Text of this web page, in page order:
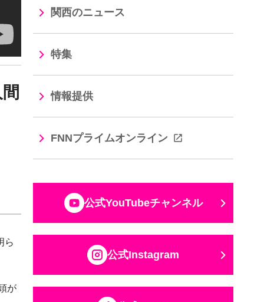
ら
が
関西のニュース
特集
情報提供
FNNプライムオンライン
公式YouTubeチャンネル
公式Instagram